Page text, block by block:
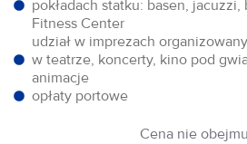
pokładach statku: basen,
Fitness Center
udział w imprezach
w teatrze, koncerty, kino pod
animacje
opłaty portowe
Cena nie